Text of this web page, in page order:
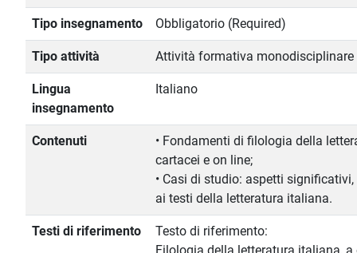
Tipo insegnamento Obbligatorio (Required)
Tipo attività Attività formativa monodisciplinare
Lingua
insegnamento
Italiano
Contenuti
• Fondamenti di filologia della
cartacei e on line;
• Casi di studio: aspetti
ai testi della letteratura italiana.
Testi di riferimento
Testo di riferimento: